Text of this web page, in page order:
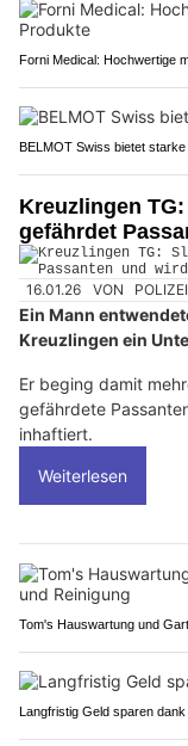
Forni Medical: Hochwertige
BELMOT Swiss bietet
Kreuzlingen
gefährdet
16.01.26 VON
Ein Mann
Kreuzlingen ein
Er beging damit
gefährdete
inhaftiert.
Weiterlesen
Tom's Hauswartung und
Langfristig Geld sparen